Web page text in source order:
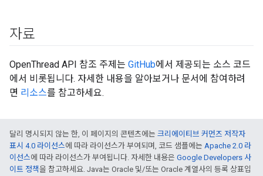
자료
OpenThread API 참조 주제는 GitHub에서 제공되는 소스 코드
에서 비롯됩니다. 자세한 내용을 알아보거나 문서에 참여하려
면 리소스를 참고하세요.
달리 명시되지 않는 한, 이 페이지의 콘텐츠에는 크리에이티브 커먼즈 저작자
표시 4.0 라이선스에 따라 라이선스가 부여되며, 코드 샘플에는 Apache 2.0 라
이선스에 따라 라이선스가 부여됩니다. 자세한 내용은 Google Developers 사
이트 정책을 참고하세요. Java는 Oracle 및/또는 Oracle 계열사의 등록 상표입